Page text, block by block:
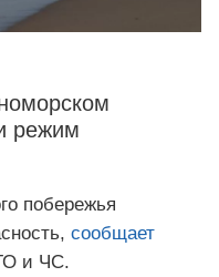
режим
побережья
сообщает
и ЧС.